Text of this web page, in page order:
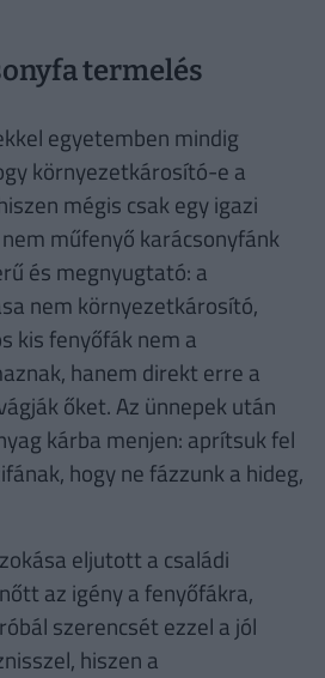
termelés
egyetemben mindig
környezetkárosító-e a
mégis csak egy igazi
műfenyő karácsonyfánk
és megnyugtató: a
nem környezetkárosító,
kis fenyőfák nem a
hanem direkt erre a
őket. Az ünnepek után
kárba menjen: aprítsuk fel
hogy ne fázzunk a hideg,
eljutott a családi
az igény a fenyőfákra,
szerencsét ezzel a jól
hiszen a